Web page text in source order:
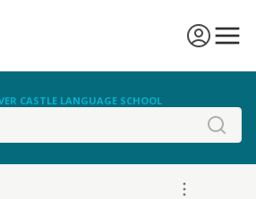
CASTLE LANGUAGE SCHOOL